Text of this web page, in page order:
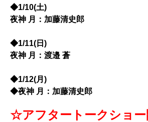
◆1/10(土)
夜神 月：加藤清史郎
◆1/11(日)
夜神 月：渡邉 蒼
◆1/12(月)
◆夜神 月：加藤清史郎
☆アフタートークショー